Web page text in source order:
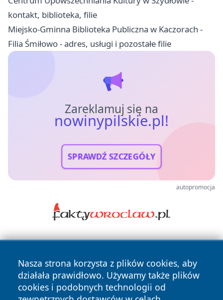
kontakt, biblioteka, filie
Miejsko-Gminna Biblioteka Publiczna w Kaczorach -
Filia Śmiłowo - adres, usługi i pozostałe filie
Zareklamuj się na
nowinypilskie.pl!
SPRAWDŹ SZCZEGÓŁY
autopromocja
Nasza strona korzysta z plików cookies, aby
działała prawidłowo. Używamy także plików
cookies i podobnych technologii od